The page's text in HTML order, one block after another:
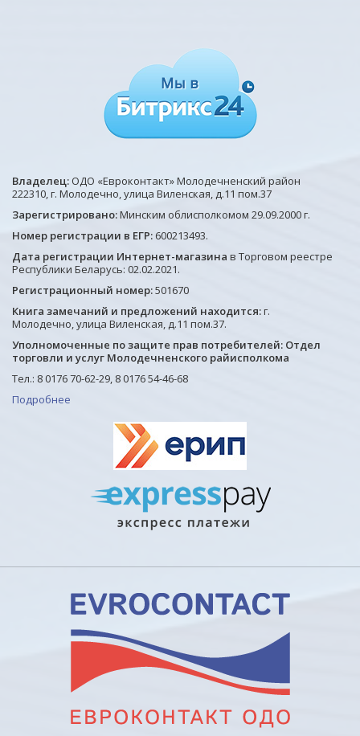
Владелец: ОДО «Евроконтакт» Молодечненский район
222310, г. Молодечно, улица Виленская, д.11 пом.37
Зарегистрировано:Минским облисполкомом 29.09.2000 г.
Номер регистрации в ЕГР: 600213493.
Дата регистрации Интернет-магазина в Торговом реестре
Республики Беларусь: 02.02.2021.
Регистрационный номер:501670
Книга замечаний и предложений находится:г.
Молодечно, улица Виленская, д.11 пом.37.
Уполномоченные по защите прав потребителей: Отдел
торговли и услуг Молодечненского райисполкома
Тел.: 8 0176 70-62-29, 8 0176 54-46-68
Подробнее